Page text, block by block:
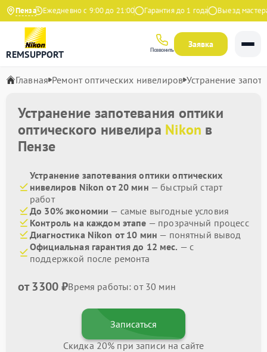
ПензаЕжедневно с 9:00 до 21:00 Гарантия до 1 года Выезд мастера
REMSUPPORT Позвонить
Заявка
Главная Ремонт оптических нивелиров Устранение
Устранение запотевания оптики
оптического нивелира Nikon в
Пензе
Устранение запотевания оптики оптических
нивелиров Nikon от 20 мин — быстрый старт
работ
До 30% экономии — самые выгодные условия
Контроль на каждом этапе — прозрачный процесс
Диагностика Nikon от 10 мин — понятный вывод
Официальная гарантия до 12 мес. — с
поддержкой после ремонта
от 3300 ₽Время работы: от 30 мин
Записаться
Скидка 20% при записи на сайте